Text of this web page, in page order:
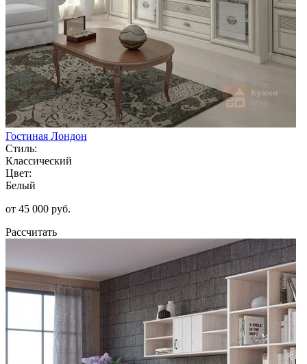
Гостиная Лондон
Стиль:
Классический
Цвет:
Белый
от 45 000 руб.
Рассчитать